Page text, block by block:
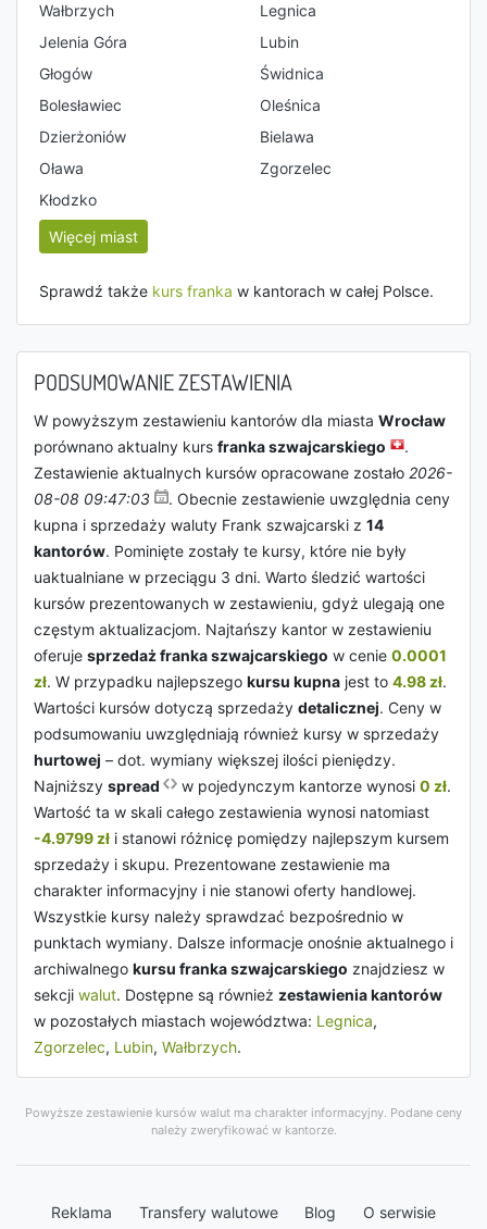
Wałbrzych
Legnica
Jelenia Góra
Lubin
Głogów
Świdnica
Bolesławiec
Oleśnica
Dzierżoniów
Bielawa
Oława
Zgorzelec
Kłodzko
Więcej miast
Sprawdź także kurs franka w kantorach w całej Polsce.
PODSUMOWANIE ZESTAWIENIA
W powyższym zestawieniu kantorów dla miasta Wrocław
porównano aktualny kurs franka szwajcarskiego
.
Zestawienie aktualnych kursów opracowane zostało 2026-
08-08 09:47:03
. Obecnie zestawienie uwzględnia ceny
kupna i sprzedaży waluty Frank szwajcarski z 14
kantorów. Pominięte zostały te kursy, które nie były
uaktualniane w przeciągu 3 dni. Warto śledzić wartości
kursów prezentowanych w zestawieniu, gdyż ulegają one
częstym aktualizacjom. Najtańszy kantor w zestawieniu
oferuje sprzedaż franka szwajcarskiego w cenie 0.0001
zł. W przypadku najlepszego kursu kupna jest to 4.98 zł.
Wartości kursów dotyczą sprzedaży detalicznej. Ceny w
podsumowaniu uwzględniają również kursy w sprzedaży
hurtowej – dot. wymiany większej ilości pieniędzy.
Najniższy spread w pojedynczym kantorze wynosi 0 zł.
Wartość ta w skali całego zestawienia wynosi natomiast
-4.9799 zł i stanowi różnicę pomiędzy najlepszym kursem
sprzedaży i skupu. Prezentowane zestawienie ma
charakter informacyjny i nie stanowi oferty handlowej.
Wszystkie kursy należy sprawdzać bezpośrednio w
punktach wymiany. Dalsze informacje onośnie aktualnego i
archiwalnego kursu franka szwajcarskiego znajdziesz w
sekcji walut. Dostępne są również zestawienia kantorów
w pozostałych miastach województwa: Legnica,
Zgorzelec, Lubin, Wałbrzych.
Powyższe zestawienie kursów walut ma charakter informacyjny. Podane ceny
należy zweryfikować w kantorze.
Reklama Transfery walutowe Blog O serwisie